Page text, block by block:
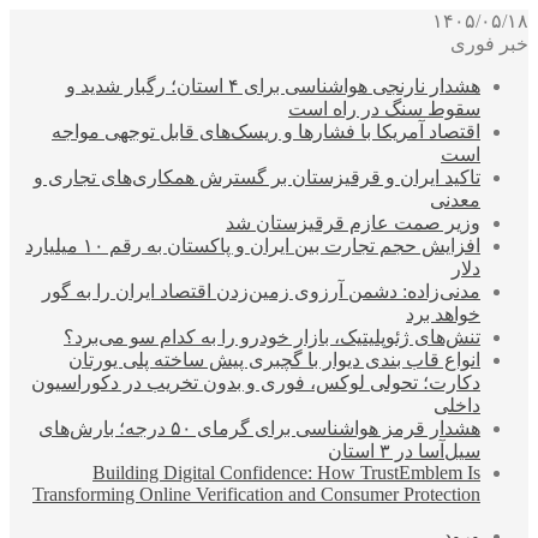
۱۴۰۵/۰۵/۱۸
خبر فوری
هشدار نارنجی هواشناسی برای ۴ استان؛ رگبار شدید و
سقوط سنگ در راه است
اقتصاد آمریکا با فشارها و ریسک‌های قابل توجهی مواجه
است
تاکید ایران و قرقیزستان بر گسترش همکاری‌های تجاری و
معدنی
وزیر صمت عازم قرقیزستان شد
افزایش حجم تجارت بین ایران و پاکستان به رقم ۱۰ میلیارد
دلار
مدنی‌زاده: دشمن آرزوی زمین‌زدن اقتصاد ایران را به گور
خواهد برد
تنش‌های ژئوپلیتیک، بازار خودرو را به کدام سو می‌برد؟
انواع قاب بندی دیوار با گچبری پیش ساخته پلی یورتان
دکارت؛ تحولی لوکس، فوری و بدون تخریب در دکوراسیون
داخلی
هشدار قرمز هواشناسی برای گرمای ۵۰ درجه؛ بارش‌های
سیل‌آسا در ۳ استان
Building Digital Confidence: How TrustEmblem Is
Transforming Online Verification and Consumer Protection